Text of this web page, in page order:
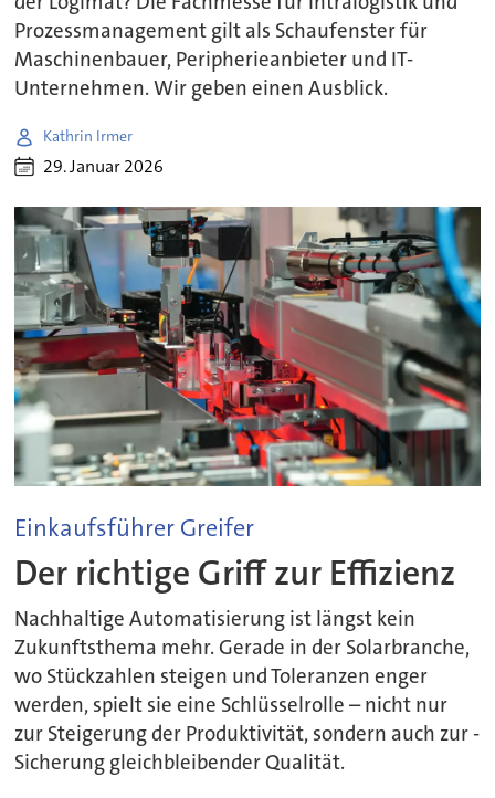
Prozessmanagement gilt als Schaufenster für
Maschinenbauer, Peripherieanbieter und IT-
Unternehmen. Wir geben einen Ausblick.
Kathrin Irmer
29. Januar 2026
Einkaufsführer Greifer
Der richtige Griff zur Effizienz
Nachhaltige Automatisierung ist längst kein
Zukunftsthema mehr. Gerade in der ­Solarbranche,
wo Stückzahlen steigen und Toleranzen enger
werden, spielt sie eine Schlüsselrolle – nicht nur
zur Steigerung der Produktivität, sondern auch zur ­
Sicherung gleichbleibender Qualität.